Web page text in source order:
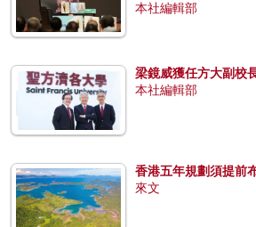
本社編輯部
梁鏡威獲任方大副校
本社編輯部
香港五年規劃須提前
來文